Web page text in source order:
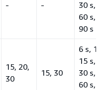
- -
30 s,
60 s,
90 s
15, 20,
30
15, 30
6 s, 10
15 s,
30 s,
60 s,